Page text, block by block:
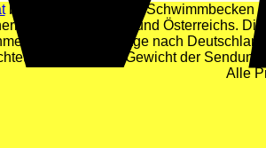
bietet eine Reihe von Schwimmbecken
Deutschlands und Österreichs.
beträgt 5 Werktage nach
sich nach dem Gewicht der
Alle